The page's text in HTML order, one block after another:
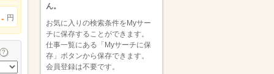
- 円
ん。
お気に入りの検索条件をMyサー
チに保存することができます。
仕事一覧にある「Myサーチに保
存」ボタンから保存できます。
会員登録は不要です。